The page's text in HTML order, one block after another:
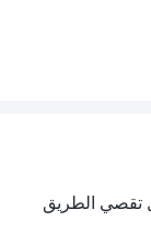
تقصي الطريق